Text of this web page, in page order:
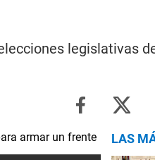
legislativas
LAS